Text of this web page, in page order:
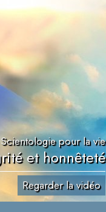
pour la vie
et honnêteté
Regarder la vidéo